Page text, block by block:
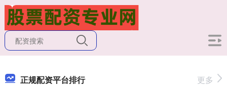
正规配资平台排行 更多